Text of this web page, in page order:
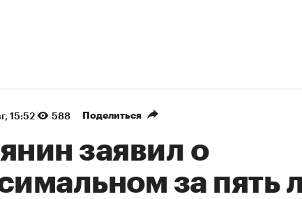
15:52 588 Поделиться
заявил о
за пять